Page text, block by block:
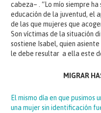
cabeza– . “Lo mío siempre
educación de la juventud, el
de las que mujeres que
Son víctimas de la situación
sostiene Isabel, quien
le debe resultar a ella este
MIGRAR
El mismo día en que pusimos
una mujer sin identificación